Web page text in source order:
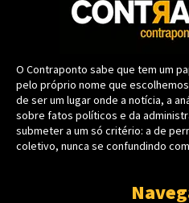
O Contraponto sabe que tem um
pelo próprio nome que
de ser um lugar onde a notícia, a
sobre fatos políticos e da
submeter a um só critério: a de
coletivo, nunca se confundindo